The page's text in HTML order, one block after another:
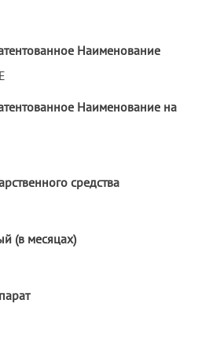
Наименование
Наименование на
средства
(в месяцах)